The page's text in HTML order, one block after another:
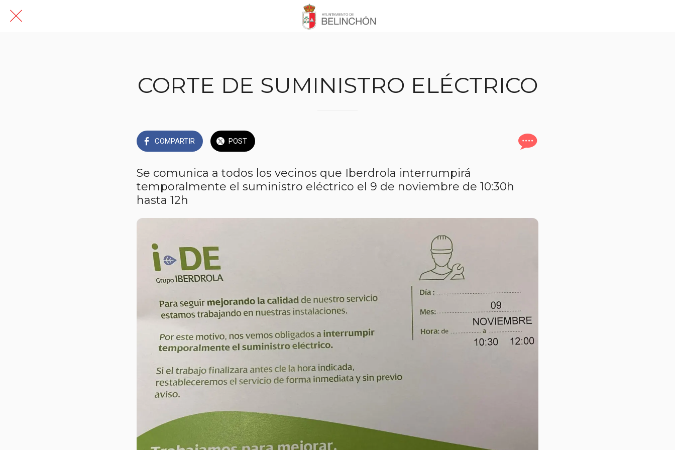
CORTE DE SUMINISTRO ELÉCTRICO
COMPARTIR POST
Se comunica a todos los vecinos que Iberdrola interrumpirá
temporalmente el suministro eléctrico el 9 de noviembre de 10:30h
hasta 12h